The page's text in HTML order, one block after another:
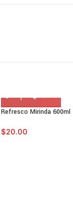
Refresco Mirinda 600ml
$20.00